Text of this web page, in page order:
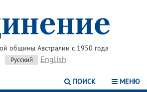
общины Австралии с 1950 года
Русский English
ПОИСК МЕНЮ